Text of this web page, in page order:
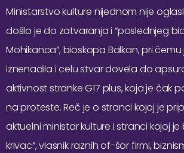
Ministarstvo kulture nijednom nije
došlo je do zatvaranja i “poslednjeg
Mohikanca”, bioskopa Balkan, pri čemu
iznenadila i celu stvar dovela do
aktivnost stranke G17 plus, koja je čak
na proteste. Reč je o stranci kojoj je
aktuelni ministar kulture i stranci kojoj je
krivac”, vlasnik raznih of-šor firmi,